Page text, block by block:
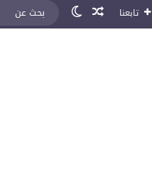
تابعنا مقال عشوائي
الوضع المظلم